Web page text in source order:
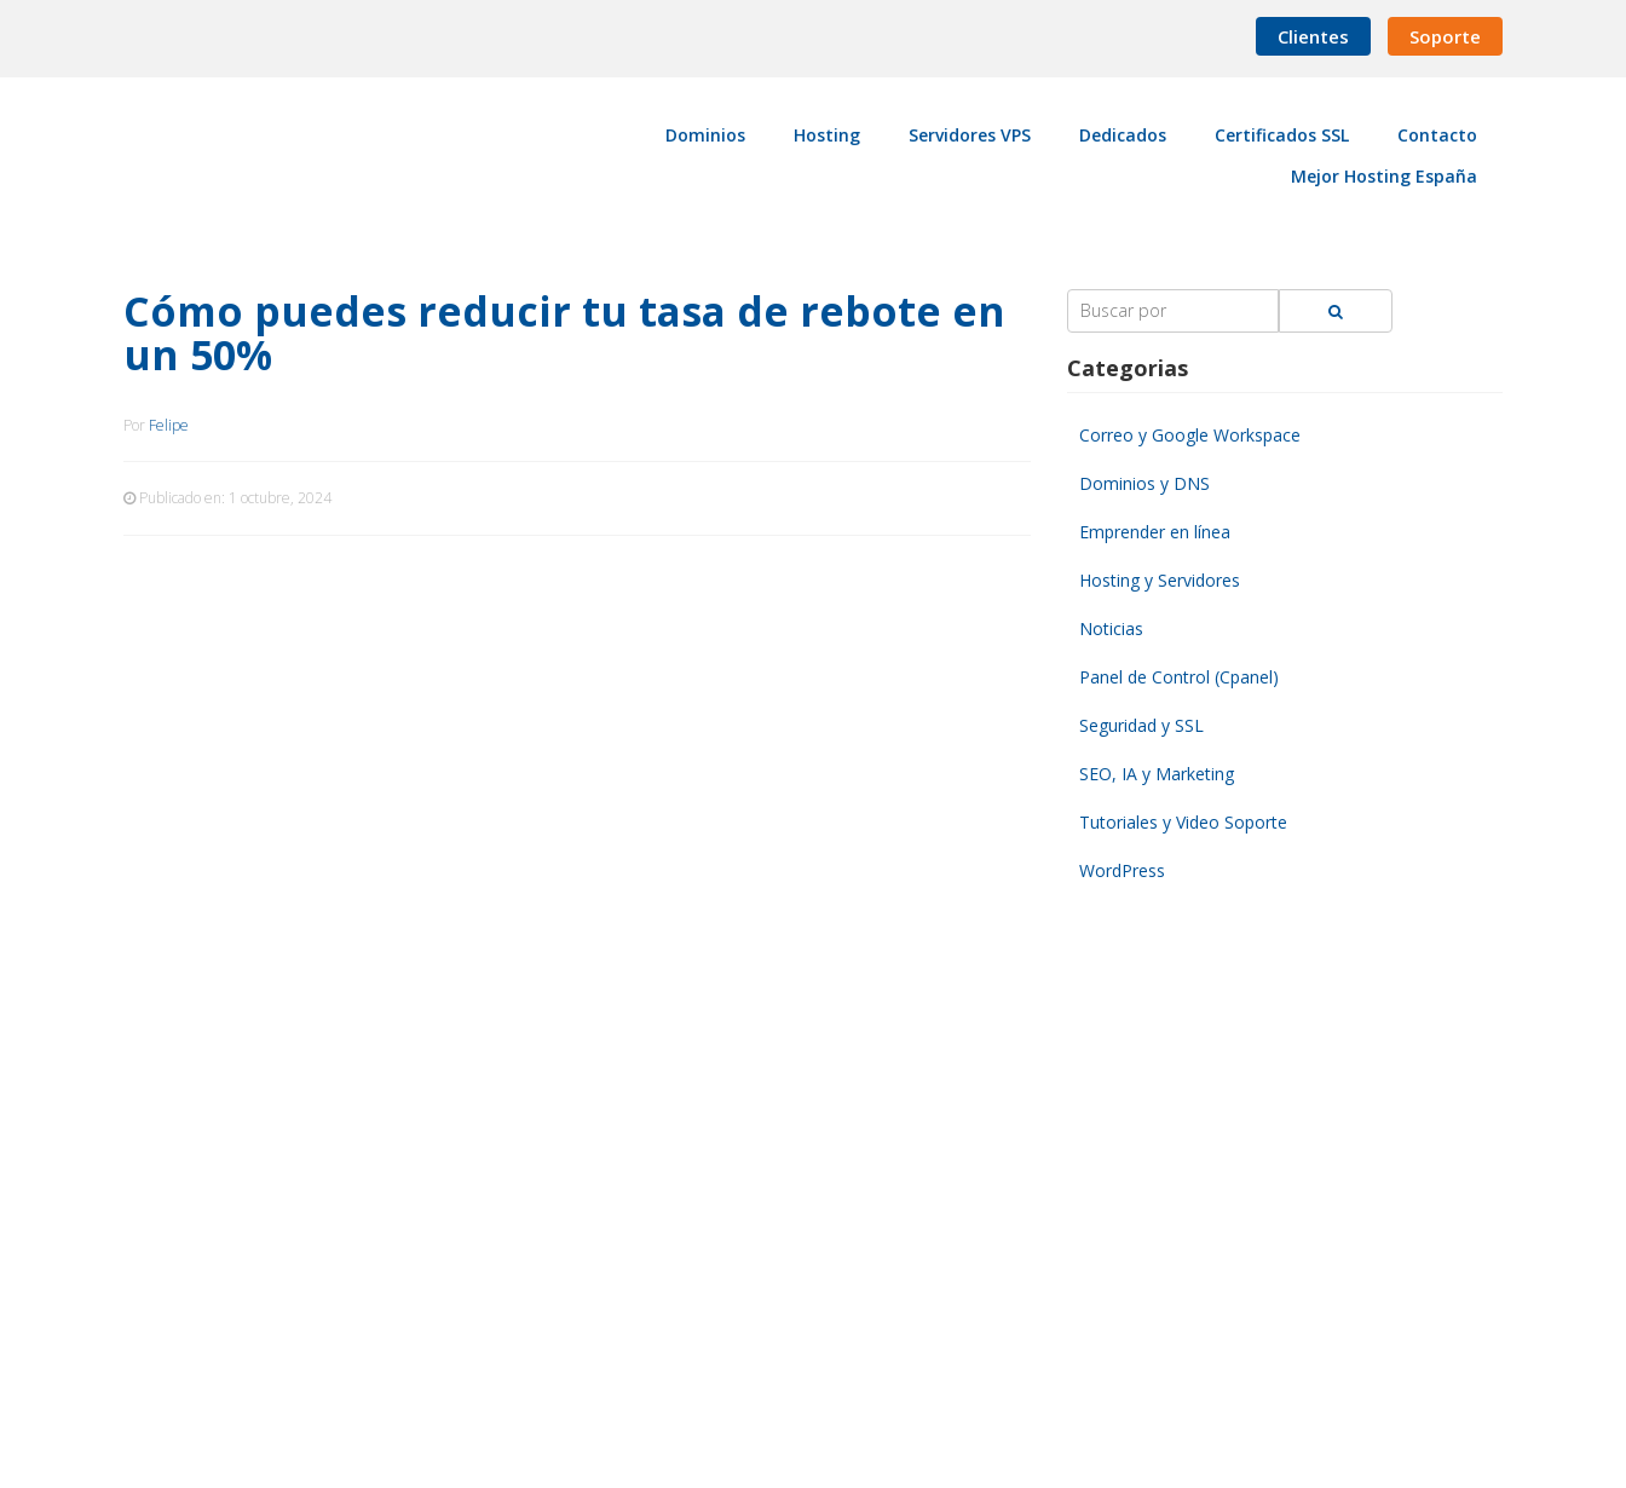
Clientes Soporte
Dominios Hosting Servidores VPS Dedicados Certificados SSL
Contacto
Mejor Hosting España
Cómo puedes reducir tu tasa de rebote en
un 50%
Por Felipe
Publicado en: 1 octubre, 2024
Search
for:
Categorias
Correo y Google Workspace
Dominios y DNS
Emprender en línea
Hosting y Servidores
Noticias
Panel de Control (Cpanel)
Seguridad y SSL
SEO, IA y Marketing
Tutoriales y Video Soporte
WordPress